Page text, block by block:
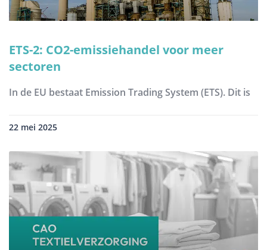
ETS-2: CO2-emissiehandel voor meer
sectoren
In de EU bestaat Emission Trading System (ETS). Dit is
22 mei 2025